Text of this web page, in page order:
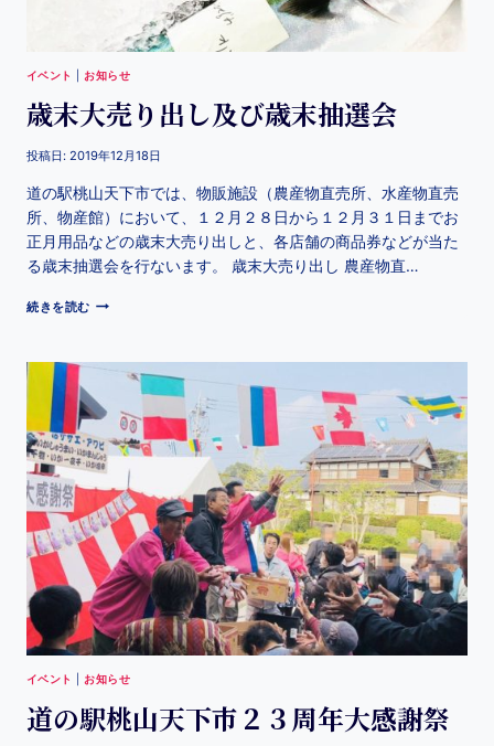
イベント お知らせ
歳末大売り出し及び歳末抽選会
投稿日: 2019年12月18日
道の駅桃山天下市では、物販施設（農産物直売所、水産物直売
所、物産館）において、１２月２８日から１２月３１日までお
正月用品などの歳末大売り出しと、各店舗の商品券などが当た
る歳末抽選会を行ないます。 歳末大売り出し 農産物直…
続きを読む
イベント |お知らせ
道の駅桃山天下市２３周年大感謝祭